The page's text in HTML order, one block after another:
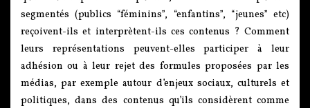
segmentés (publics “féminins”, “enfantins”, “jeunes” etc)
reçoivent-ils et interprètent-ils ces contenus ? Comment
leurs représentations peuvent-elles participer à leur
adhésion ou à leur rejet des formules proposées par les
médias, par exemple autour d’enjeux sociaux, culturels et
politiques, dans des contenus qu’ils considèrent comme